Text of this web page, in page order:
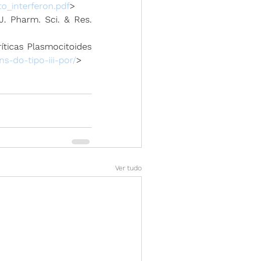
>
Pharm. Sci. & Res.
Plasmocitoides
do-tipo-iii-por/>
Ver tudo